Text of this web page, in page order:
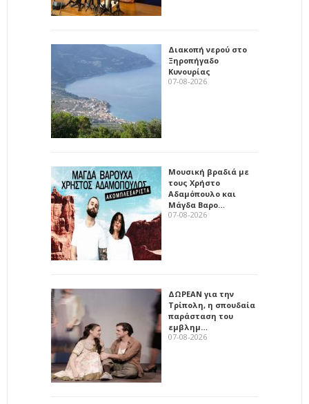
Διακοπή νερού στο
Ξηροπήγαδο
Κυνουρίας
07-08-2026
Μουσική βραδιά με
τους Χρήστο
Αδαμόπουλο και
Μάγδα Βαρο…
07-08-2026
ΔΩΡΕΑΝ για την
Τρίπολη, η σπουδαία
παράσταση του
εμβλημ…
07-08-2026